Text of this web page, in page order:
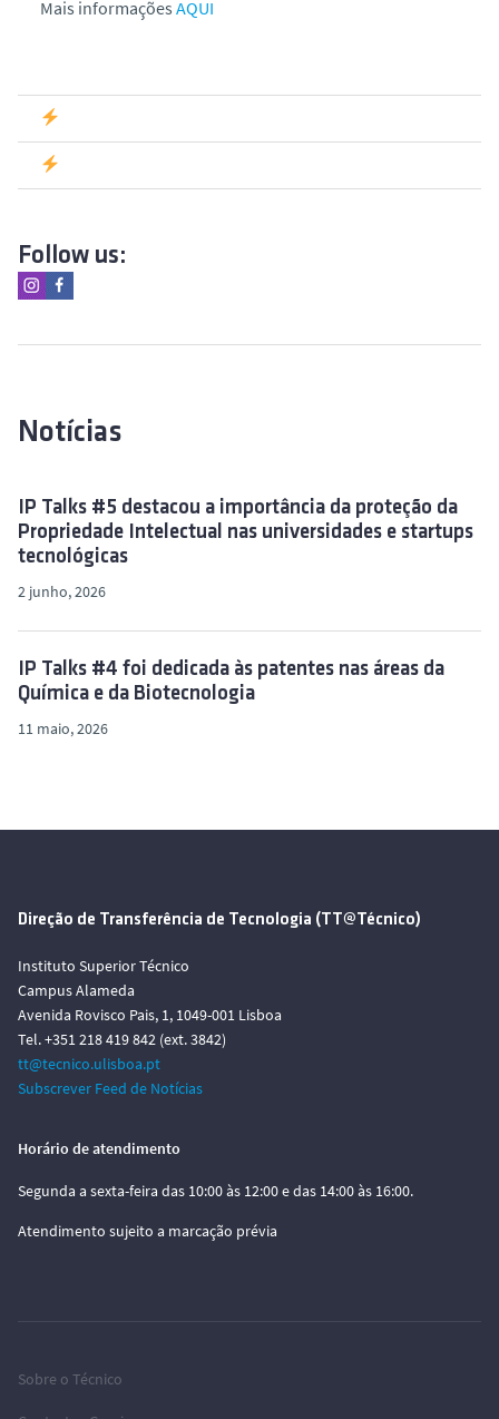
Mais informações AQUI
Follow us:
Notícias
IP Talks #5 destacou a importância da proteção da
Propriedade Intelectual nas universidades e startups
tecnológicas
2 junho, 2026
IP Talks #4 foi dedicada às patentes nas áreas da
Química e da Biotecnologia
11 maio, 2026
Direção de Transferência de Tecnologia (TT@Técnico)
Instituto Superior Técnico
Campus Alameda
Avenida Rovisco Pais, 1, 1049-001 Lisboa
Tel. +351 218 419 842 (ext. 3842)
tt@tecnico.ulisboa.pt
Subscrever Feed de Notícias
Horário de atendimento
Segunda a sexta-feira das 10:00 às 12:00 e das 14:00 às 16:00.
Atendimento sujeito a marcação prévia
Sobre o Técnico